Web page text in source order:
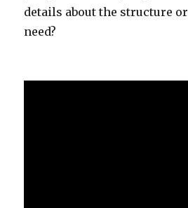
details about the structure
need?